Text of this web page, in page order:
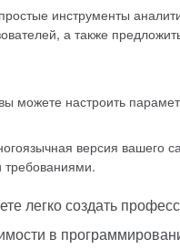
инструменты
а также
можете настроить
версия вашего
требованиями.
легко создать
в